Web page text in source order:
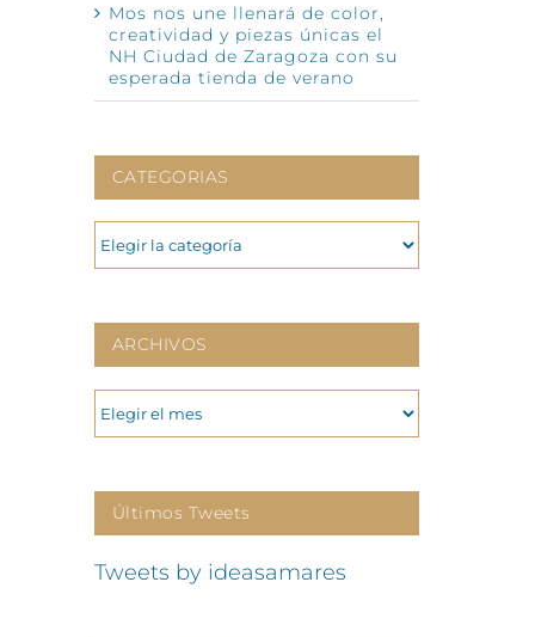
Mos nos une llenará de color,
creatividad y piezas únicas el
NH Ciudad de Zaragoza con su
esperada tienda de verano
CATEGORIAS
CATEGORIAS
ARCHIVOS
ARCHIVOS
Últimos Tweets
Tweets by ideasamares